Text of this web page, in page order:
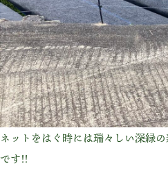
ネットをはぐ時には瑞々しい深緑
です!!